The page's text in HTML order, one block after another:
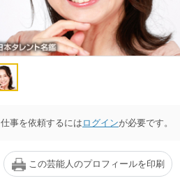
仕事を依頼するには ログインが必要です。
この芸能人のプロフィールを印刷